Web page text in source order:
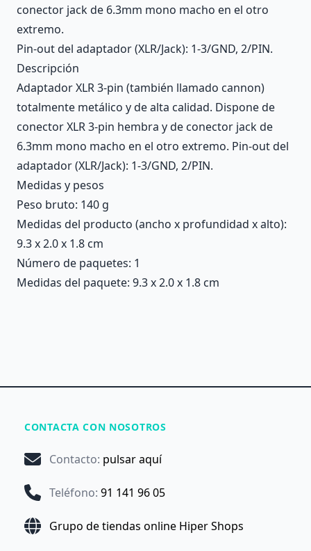
conector jack de 6.3mm mono macho en el otro
extremo.
Pin-out del adaptador (XLR/Jack): 1-3/GND, 2/PIN.
Descripción
Adaptador XLR 3-pin (también llamado cannon)
totalmente metálico y de alta calidad. Dispone de
conector XLR 3-pin hembra y de conector jack de
6.3mm mono macho en el otro extremo. Pin-out del
adaptador (XLR/Jack): 1-3/GND, 2/PIN.
Medidas y pesos
Peso bruto: 140 g
Medidas del producto (ancho x profundidad x alto):
9.3 x 2.0 x 1.8 cm
Número de paquetes: 1
Medidas del paquete: 9.3 x 2.0 x 1.8 cm
CONTACTA CON NOSOTROS
Contacto: pulsar aquí
Teléfono: 91 141 96 05
Grupo de tiendas online Hiper Shops